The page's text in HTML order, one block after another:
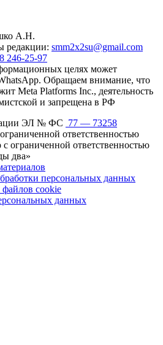
А.Н.
редакции: smm2x2su@gmail.com
246-25-97
целях может
Обращаем внимание, что
Meta Platforms Inc., деятельность
и запрещена в РФ
ЭЛ № ФС 77 — 73258
ответственностью
ограниченной ответственностью
два»
персональных данных
файлов cookie
данных